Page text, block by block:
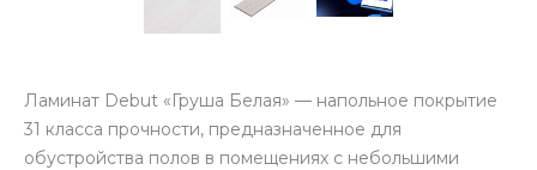
Ламинат Debut «Груша Белая» — напольное покрытие
31 класса прочности, предназначенное для
обустройства полов в помещениях с небольшими